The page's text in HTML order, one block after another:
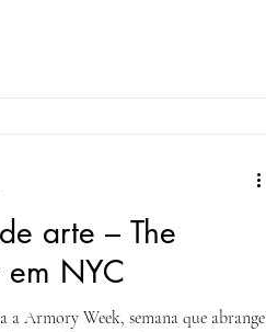
arte – The
NYC
a Armory Week, semana que abrange